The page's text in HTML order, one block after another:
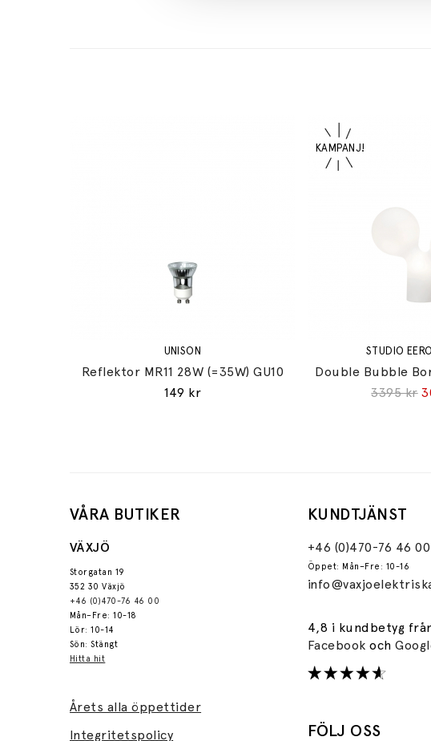
UNISON
Reflektor MR11 28W (=35W) GU10
149 kr
STUDIO
Double Bubble
3395 kr
VÅRA BUTIKER
VÄXJÖ
Storgatan 19
352 30 Växjö
+46 (0)470-76 46 00
Mån–Fre: 10-18
Lör: 10-14
Sön: Stängt
Hitta hit
Årets alla öppettider
Integritetspolicy
KUNDTJÄNST
+46 (0)470-76 46 00
Öppet: Mån–Fre: 10-16
4,8 i kundbetyg
Facebookoch
FÖLJ OSS